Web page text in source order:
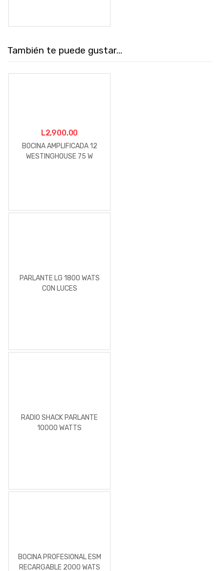
También te puede gustar...
L2,900.00
BOCINA AMPLIFICADA 12
WESTINGHOUSE 75 W
PARLANTE LG 1800 WATS
CON LUCES
RADIO SHACK PARLANTE
10000 WATTS
BOCINA PROFESIONAL ESM
RECARGABLE 2000 WATS